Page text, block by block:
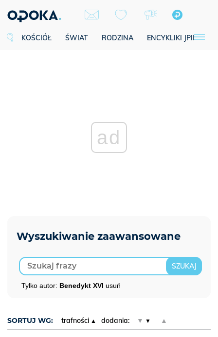
KOŚCIÓŁ ŚWIAT RODZINA ENCYKLIKI JPII
ad
Tylko autor: Benedykt XVI usuń
SORTUJ WG: trafności dodania: ▼ ▲